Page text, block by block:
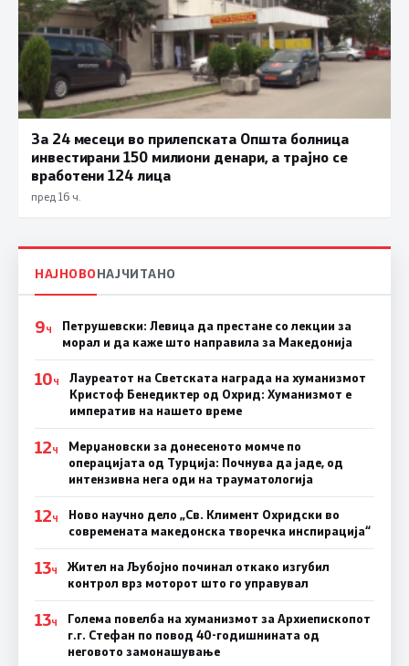
За 24 месеци во прилепската Општа болница
инвестирани 150 милиони денари, а трајно се
вработени 124 лица
пред 16 ч.
НАЈНОВОНАЈЧИТАНО
9Ч
Петрушевски: Левица да престане со лекции за
морал и да каже што направила за Македонија
10Ч
Лауреатот на Светската награда на хуманизмот
Кристоф Бенедиктер од Охрид: Хуманизмот е
императив на нашето време
12Ч
Мерџановски за донесеното момче по
операцијата од Турција: Почнува да јаде, од
интензивна нега оди на трауматологија
12Ч
Ново научно дело „Св. Климент Охридски во
современата македонска творечка инспирација“
13Ч
Жител на Љубојно починал откако изгубил
контрол врз моторот што го управувал
13Ч
Голема повелба на хуманизмот за Архиепископот
г.г. Стефан по повод 40-годишнината од
неговото замонашување